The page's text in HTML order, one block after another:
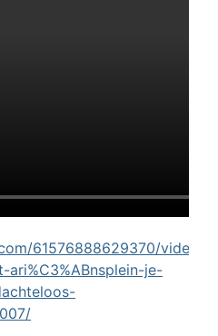
61576888629370/videos/
je-